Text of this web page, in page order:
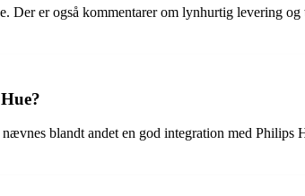
Der er også kommentarer om lynhurtig levering og
blandt andet en god integration med Philips